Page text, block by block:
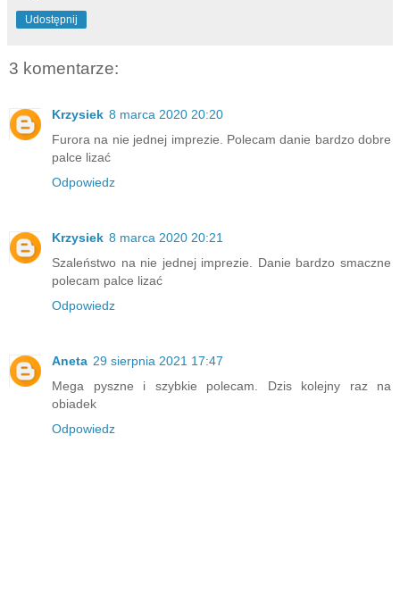
Udostępnij
3 komentarze:
Krzysiek 8 marca 2020 20:20
Furora na nie jednej imprezie. Polecam danie bardzo dobre
palce lizać
Odpowiedz
Krzysiek 8 marca 2020 20:21
Szaleństwo na nie jednej imprezie. Danie bardzo smaczne
polecam palce lizać
Odpowiedz
Aneta 29 sierpnia 2021 17:47
Mega pyszne i szybkie polecam. Dzis kolejny raz na
obiadek
Odpowiedz